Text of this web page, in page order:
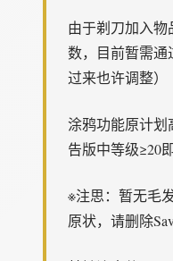
由于剃刀加入
数，目前暂需通
过来也许调整）
涂鸦功能原计划
告版中等级≥20
※注思：暂无毛
原状，请删除